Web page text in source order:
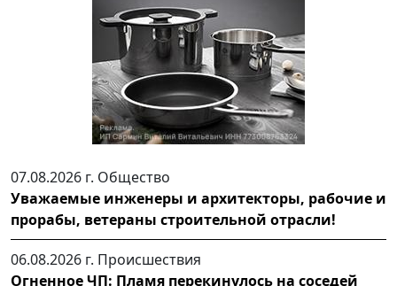
07.08.2026 г. Общество
Уважаемые инженеры и архитекторы, рабочие и
прорабы, ветераны строительной отрасли!
06.08.2026 г. Происшествия
Огненное ЧП: Пламя перекинулось на соседей